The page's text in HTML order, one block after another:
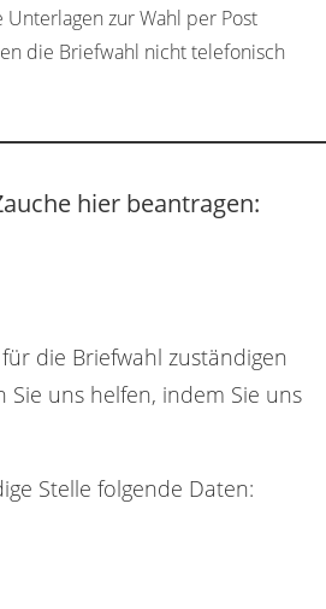
zur Wahl per Post
die Briefwahl nicht telefonisch
hier beantragen:
die Briefwahl zuständigen
uns helfen, indem Sie uns
Stelle folgende Daten: